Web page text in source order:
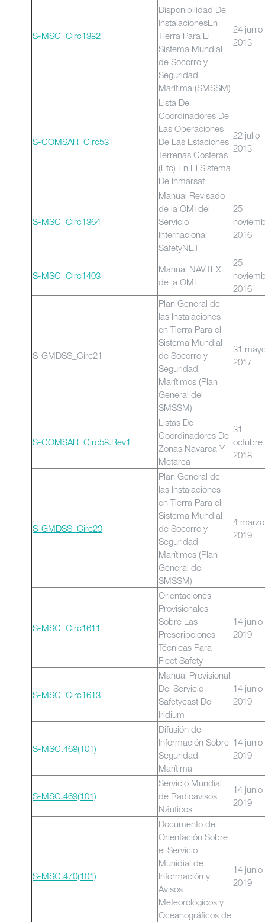
S-MSC_Circ1382
Disponibilidad De
InstalacionesEn
Tierra Para El
Sistema Mundial
de Socorro y
Seguridad
Marítima (SMSSM)
24 junio
2013
S-COMSAR_Circ53
Lista De
Coordinadores De
Las Operaciones
De Las Estaciones
Terrenas Costeras
(Etc) En El Sistema
De Inmarsat
22 julio
2013
S-MSC_Circ1364
Manual Revisado
de la OMI del
Servicio
Internacional
SafetyNET
25
2016
S-MSC_Circ1403
Manual NAVTEX
de la OMI
25
2016
S-GMDSS_Circ21
Plan General de
las Instalaciones
en Tierra Para el
Sistema Mundial
de Socorro y
Seguridad
Marítimos (Plan
General del
SMSSM)
31
2017
S-COMSAR_Circ58.Rev1
Listas De
Coordinadores De
Zonas Navarea Y
Metarea
31
octubre
2018
S-GMDSS_Circ23
Plan General de
las Instalaciones
en Tierra Para el
Sistema Mundial
de Socorro y
Seguridad
Marítimos (Plan
General del
SMSSM)
4 marzo
2019
S-MSC_Circ1611
Orientaciones
Provisionales
Sobre Las
Prescripciones
Técnicas Para
Fleet Safety
14 junio
2019
S-MSC_Circ1613
Manual Provisional
Del Servicio
Safetycast De
Iridium
14 junio
2019
S-MSC.468(101)
Difusión de
Información Sobre
Seguridad
Marítima
14 junio
2019
S-MSC.469(101)
Servicio Mundial
de Radioavisos
Náuticos
14 junio
2019
S-MSC.470(101)
Documento de
Orientación Sobre
el Servicio
Munidial de
Información y
Avisos
Meteorológicos y
Oceanográficos de
14 junio
2019